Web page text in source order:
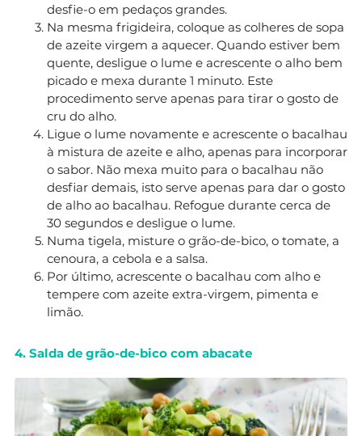
desfie-o em pedaços grandes.
Na mesma frigideira, coloque as colheres de sopa
de azeite virgem a aquecer. Quando estiver bem
quente, desligue o lume e acrescente o alho bem
picado e mexa durante 1 minuto. Este
procedimento serve apenas para tirar o gosto de
cru do alho.
Ligue o lume novamente e acrescente o bacalhau
à mistura de azeite e alho, apenas para incorporar
o sabor. Não mexa muito para o bacalhau não
desfiar demais, isto serve apenas para dar o gosto
de alho ao bacalhau. Refogue durante cerca de
30 segundos e desligue o lume.
Numa tigela, misture o grão-de-bico, o tomate, a
cenoura, a cebola e a salsa.
Por último, acrescente o bacalhau com alho e
tempere com azeite extra-virgem, pimenta e
limão.
4. Salda de grão-de-bico com abacate